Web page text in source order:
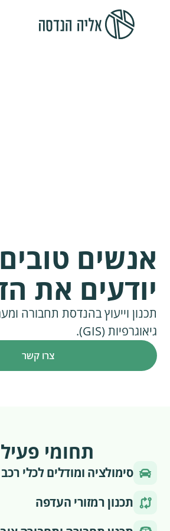
אנשים טובים
יודעים את
תכנון וייעוץ בהנדסת תחבורה
גיאוגרפיות (GIS).
צרו קשר
תחומי
סימולציה ומודלים לכלי
הדמיה דיגיטלית של תשתיות קיימות או
של כלי רכב, רכבות והולכי רגל, באמצעות
לצורך הערכת יעילות והתאמת התכנון
תכנון רמזורי העדפה
פיתוח וכתיבת לוגיקות למערכות